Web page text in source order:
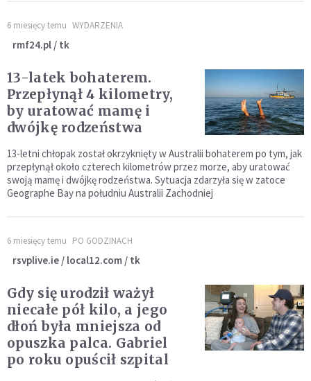
6 miesięcy temu WYDARZENIA
rmf24.pl / tk
13-latek bohaterem.
Przepłynął 4 kilometry,
by uratować mamę i
dwójkę rodzeństwa
13-letni chłopak został okrzyknięty w Australii bohaterem po tym, jak
przepłynął około czterech kilometrów przez morze, aby uratować
swoją mamę i dwójkę rodzeństwa. Sytuacja zdarzyła się w zatoce
Geographe Bay na południu Australii Zachodniej
6 miesięcy temu PO GODZINACH
rsvplive.ie / local12.com / tk
Gdy się urodził ważył
niecałe pół kilo, a jego
dłoń była mniejsza od
opuszka palca. Gabriel
po roku opuścił szpital